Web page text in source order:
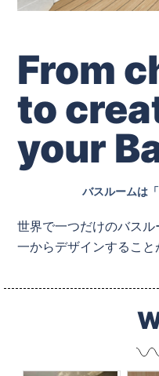
From
to
your
バスルームは
世界で一つだけのバスル
一からデザインすること